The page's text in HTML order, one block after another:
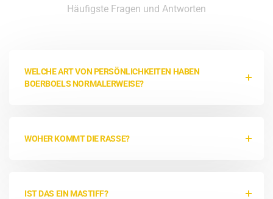
Häufigste Fragen und Antworten
WELCHE ART VON PERSÖNLICHKEITEN HABEN
BOERBOELS NORMALERWEISE?
WOHER KOMMT DIE RASSE?
IST DAS EIN MASTIFF?